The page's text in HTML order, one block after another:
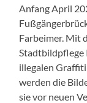
Anfang April
Farbeimer. Mit
Stadtbildpflege
illegalen
werden die
sie vor neuen